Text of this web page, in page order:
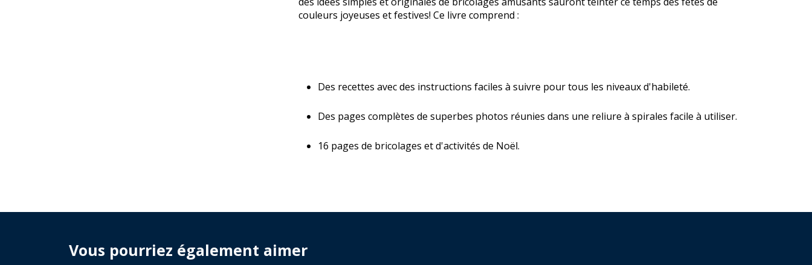
couleurs joyeuses et festives! Ce livre comprend :
Des recettes avec des instructions faciles à suivre pour tous les niveaux d'habileté.
Des pages complètes de superbes photos réunies dans une reliure à spirales facile à utiliser.
16 pages de bricolages et d'activités de Noël.
Vous pourriez également aimer